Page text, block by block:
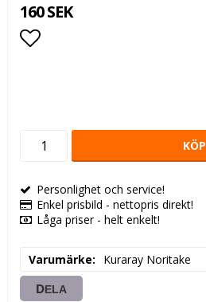
160 SEK
KÖP
Personlighet och service!
Enkel prisbild - nettopris direkt!
Låga priser - helt enkelt!
Varumärke Kuraray Noritake
DELA